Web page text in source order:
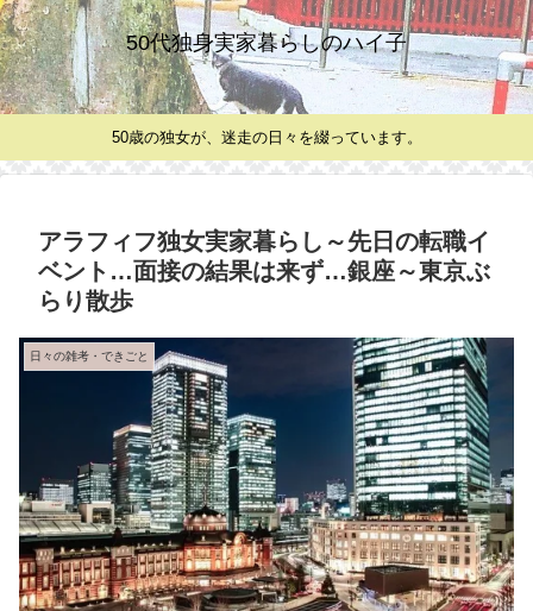
50代独身実家暮らしのハイ子
50歳の独女が、迷走の日々を綴っています。
アラフィフ独女実家暮らし～先日の転職イ
ベント…面接の結果は来ず…銀座～東京ぶ
らり散歩
日々の雑考・できごと